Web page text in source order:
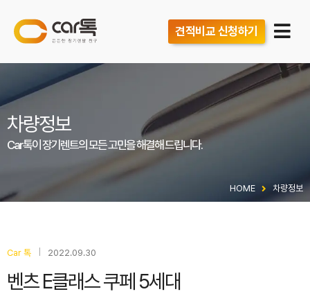
견적비교 신청하기
차량정보
Car톡이 장기렌트의 모든 고민을 해결해 드립니다.
HOME 차량정보
Car 톡 2022.09.30
벤츠 E클래스 쿠페 5세대